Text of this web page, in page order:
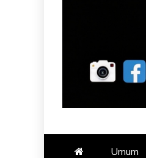
Umum